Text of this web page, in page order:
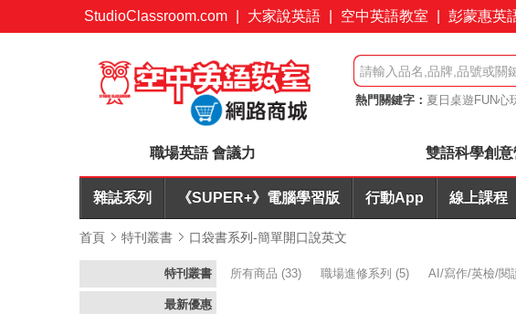
StudioClassroom.com 大家說英語 空中英語教室 彭蒙惠英
熱門關鍵字： 夏日桌遊FUN心
職場英語 會議力 雙語科學創意
雜誌系列 《SUPER+》電腦學習版 行動App 線上課程
首頁 特刊叢書 口袋書系列-簡單開口說英文
特刊叢書 所有商品 (33) 職場進修系列 (5) AI/寫作/英檢/閱
最新優惠